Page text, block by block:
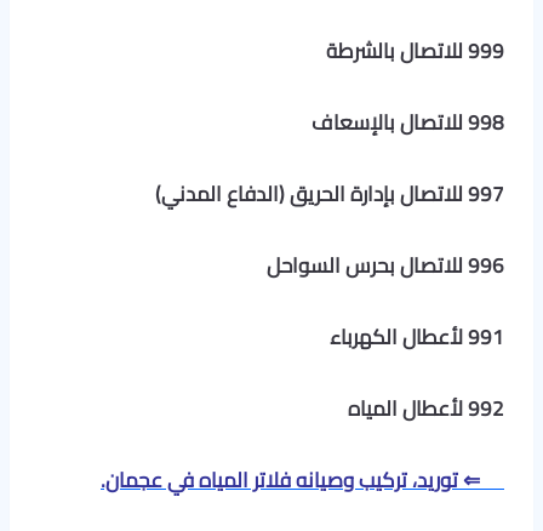
999 للاتصال بالشرطة
998 للاتصال بالإسعاف
997 للاتصال بإدارة الحريق (الدفاع المدني)
996 للاتصال بحرس السواحل
991 لأعطال الكهرباء
992 لأعطال المياه
⇐ توريد، تركيب وصيانه فلاتر المياه في عجمان.